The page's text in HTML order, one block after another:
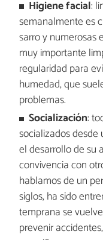
Higiene facial:
semanalmente es
sarro y numerosas
muy importante
regularidad para
humedad, que
problemas.
Socialización:
socializados
el desarrollo de su
convivencia con
hablamos de un
siglos, ha sido
temprana se
prevenir